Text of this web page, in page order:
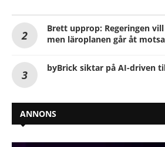
Brett upprop: Regeringen
men läroplanen går åt
byBrick siktar på AI-driven
ANNONS